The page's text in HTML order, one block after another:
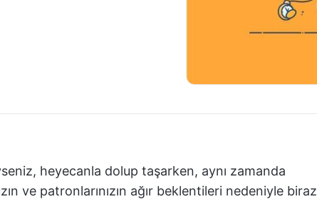
heyecanla dolup taşarken, aynı zamanda
ve patronlarınızın ağır beklentileri nedeniyle biraz